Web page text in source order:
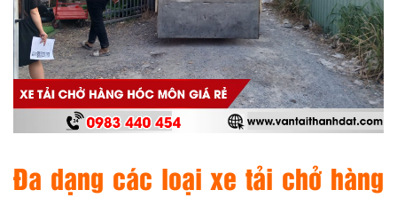
Đa dạng các loại xe tải chở hàng